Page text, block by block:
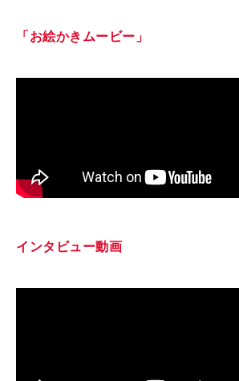
「お絵かきムービー」
インタビュー動画